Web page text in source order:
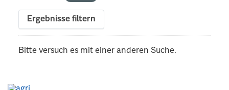
Ergebnisse filtern
Bitte versuch es mit einer anderen Suche.